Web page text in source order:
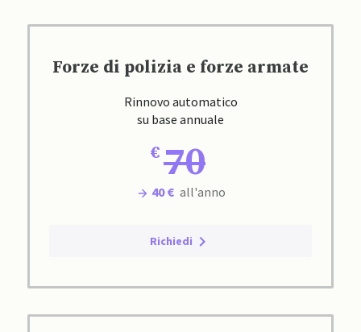
Forze di polizia e forze armate
Rinnovo automatico
su base annuale
70
40 € all'anno
Richiedi